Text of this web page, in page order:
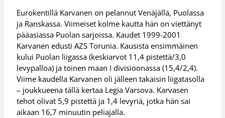
Eurokentillä Karvanen on pelannut Venäjällä, Puolassa
ja Ranskassa. Viimeiset kolme kautta hän on viettänyt
pääasiassa Puolan sarjoissa. Kaudet 1999-2001
Karvanen edusti AZS Torunia. Kausista ensimmäinen
kului Puolan liigassa (keskiarvot 11,4 pistettä/3,0
levypalloa) ja toinen maan I divisioonassa (15,4/2,4).
Viime kaudella Karvanen oli jälleen takaisin liigatasolla
– joukkueena tällä kertaa Legia Varsova. Karvasen
tehot olivat 5,9 pistettä ja 1,4 levyriä, jotka hän sai
aikaan 16,7 minuutin peliajalla.